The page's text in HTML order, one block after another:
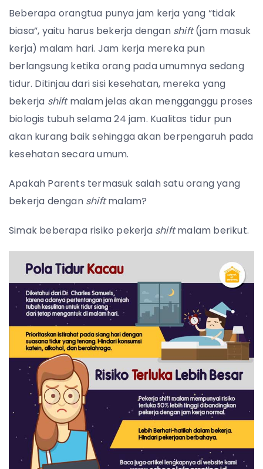
Beberapa orangtua punya jam kerja yang “tidak
biasa”, yaitu harus bekerja denganshift(jam masuk
kerja) malam hari. Jam kerja mereka pun
berlangsung ketika orang pada umumnya sedang
tidur. Ditinjau dari sisi kesehatan, mereka yang
bekerja shiftmalam jelas akan mengganggu proses
biologis tubuh selama 24 jam. Kualitas tidur pun
akan kurang baik sehingga akan berpengaruh pada
kesehatan secara umum.
Apakah Parents termasuk salah satu orang yang
bekerja dengan shiftmalam?
Simak beberapa risiko pekerja shiftmalam berikut.